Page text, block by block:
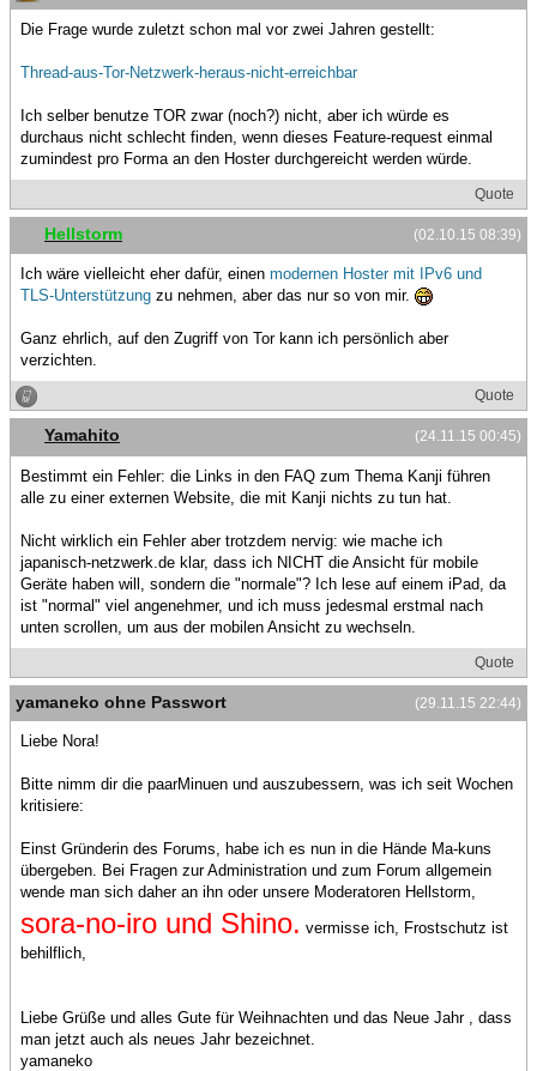
Die Frage wurde zuletzt schon mal vor zwei Jahren gestellt:
Thread-aus-Tor-Netzwerk-heraus-nicht-erreichbar
Ich selber benutze TOR zwar (noch?) nicht, aber ich würde es
durchaus nicht schlecht finden, wenn dieses Feature-request einmal
zumindest pro Forma an den Hoster durchgereicht werden würde.
Quote
(02.10.15 08:39)
Hellstorm
Ich wäre vielleicht eher dafür, einen modernen Hoster mit IPv6 und
TLS-Unterstützung zu nehmen, aber das nur so von mir.
Ganz ehrlich, auf den Zugriff von Tor kann ich persönlich aber
verzichten.
Quote
(24.11.15 00:45)
Yamahito
Bestimmt ein Fehler: die Links in den FAQ zum Thema Kanji führen
alle zu einer externen Website, die mit Kanji nichts zu tun hat.
Nicht wirklich ein Fehler aber trotzdem nervig: wie mache ich
japanisch-netzwerk.de klar, dass ich NICHT die Ansicht für mobile
Geräte haben will, sondern die "normale"? Ich lese auf einem iPad, da
ist "normal" viel angenehmer, und ich muss jedesmal erstmal nach
unten scrollen, um aus der mobilen Ansicht zu wechseln.
Quote
(29.11.15 22:44)
yamaneko ohne Passwort
Liebe Nora!
Bitte nimm dir die paarMinuen und auszubessern, was ich seit Wochen
kritisiere:
Einst Gründerin des Forums, habe ich es nun in die Hände Ma-kuns
übergeben. Bei Fragen zur Administration und zum Forum allgemein
wende man sich daher an ihn oder unsere Moderatoren Hellstorm,
sora-no-iro und Shino. vermisse ich, Frostschutz ist
behilflich,
Liebe Grüße und alles Gute für Weihnachten und das Neue Jahr , dass
man jetzt auch als neues Jahr bezeichnet.
yamaneko